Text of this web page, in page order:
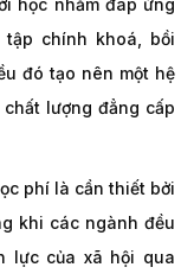
học nhằm đáp ứng
chính khoá, bồi
đó tạo nên một hệ
lượng đẳng cấp
phí là cần thiết bởi
khi các ngành đều
lực của xã hội qua